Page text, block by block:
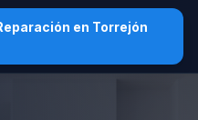
en Torrejón